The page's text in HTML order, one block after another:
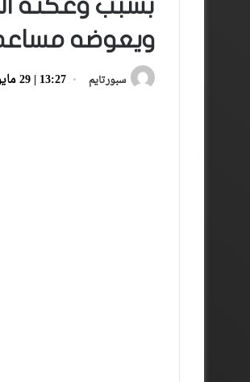
بسبب وعكته
ويعوضه
سبورتايم 13:27 | 29 مايو، 2023